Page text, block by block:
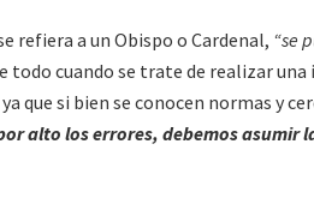
refiera a un Obispo o Cardenal, “se
todo cuando se trate de realizar
que si bien se conocen normas y
alto los errores, debemos asumir